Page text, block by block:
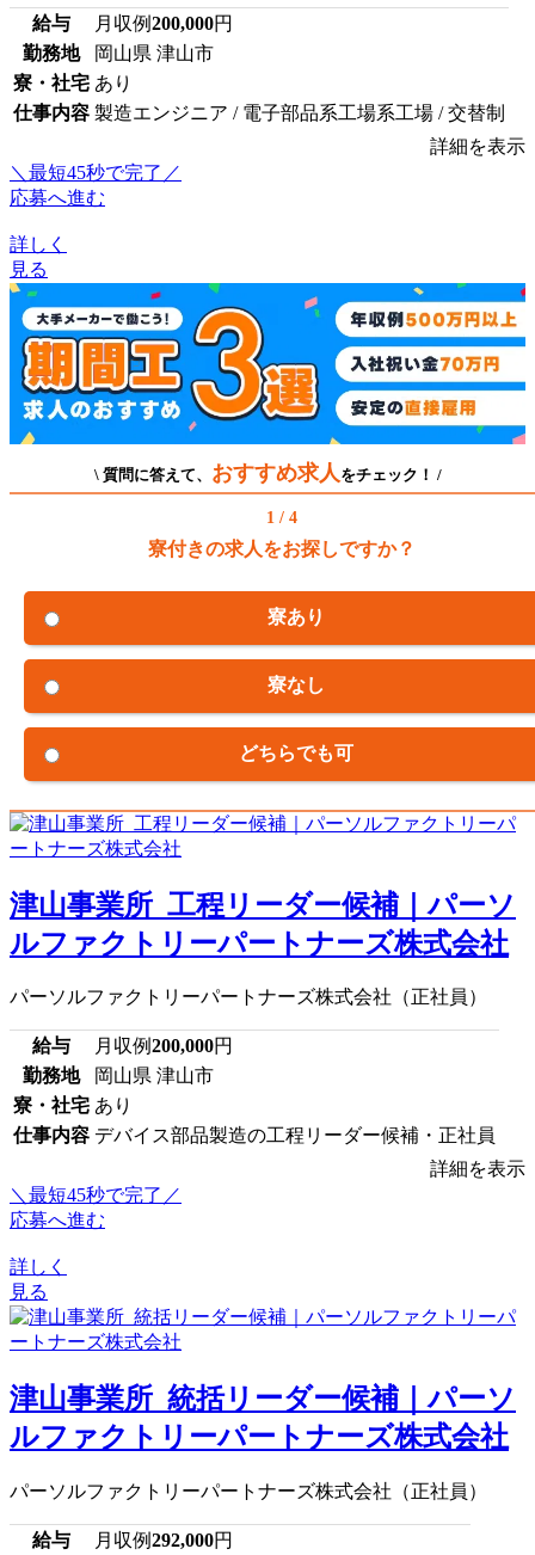
給与 月収例200,000円
勤務地
岡山県 津山市
寮・社宅 あり
仕事内容 製造エンジニア / 電子部品系工場系工場 / 交替制
詳細を表示
＼最短45秒で完了／
応募へ進む
詳しく
見る
\ 質問に答えて、 おすすめ求人 をチェック！ /
1 / 4
寮付きの求人をお探しですか？
寮あり
寮なし
どちらでも可
津山事業所_工程リーダー候補｜パーソ
ルファクトリーパートナーズ株式会社
パーソルファクトリーパートナーズ株式会社（正社員）
給与 月収例200,000円
勤務地
岡山県 津山市
寮・社宅 あり
仕事内容 デバイス部品製造の工程リーダー候補・正社員
詳細を表示
＼最短45秒で完了／
応募へ進む
詳しく
見る
津山事業所_統括リーダー候補｜パーソ
ルファクトリーパートナーズ株式会社
パーソルファクトリーパートナーズ株式会社（正社員）
給与 月収例292,000円